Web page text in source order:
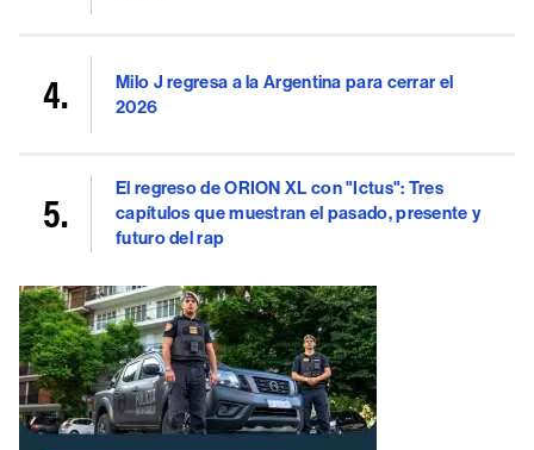
Milo J regresa a la Argentina para cerrar el
2026
El regreso de ORION XL con "Ictus": Tres
capítulos que muestran el pasado, presente y
futuro del rap